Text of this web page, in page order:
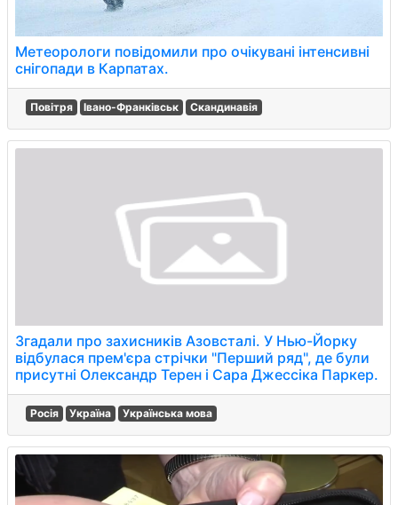
Метеорологи повідомили про очікувані інтенсивні
снігопади в Карпатах.
Повітря Івано-Франківськ Скандинавія
Згадали про захисників Азовсталі. У Нью-Йорку
відбулася прем'єра стрічки "Перший ряд", де були
присутні Олександр Терен і Сара Джессіка Паркер.
Росія Україна Українська мова